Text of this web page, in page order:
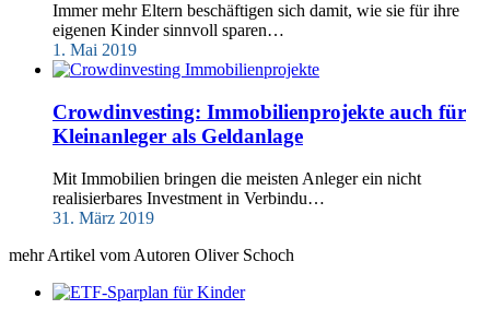
Immer mehr Eltern beschäftigen sich damit, wie sie für ihre
eigenen Kinder sinnvoll sparen…
1. Mai 2019
Crowdinvesting: Immobilienprojekte auch für
Kleinanleger als Geldanlage
Mit Immobilien bringen die meisten Anleger ein nicht
realisierbares Investment in Verbindu…
31. März 2019
mehr Artikel vom Autoren Oliver Schoch